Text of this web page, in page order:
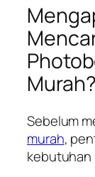
Murah?
Sebelum
murah,
kebutuhan